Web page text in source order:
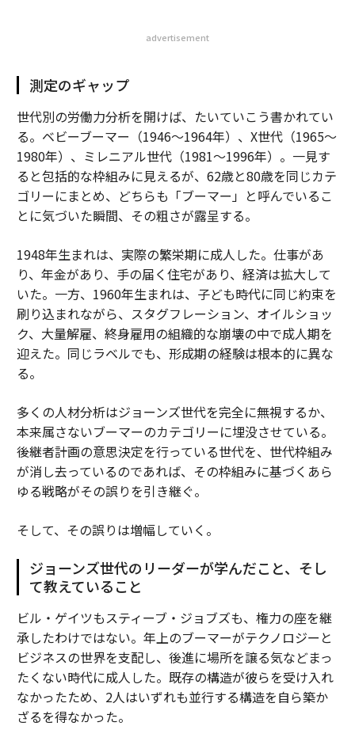
advertisement
測定のギャップ
世代別の労働力分析を開けば、たいていこう書かれてい
る。ベビーブーマー（1946〜1964年）、X世代（1965〜
1980年）、ミレニアル世代（1981〜1996年）。一見す
ると包括的な枠組みに見えるが、62歳と80歳を同じカテ
ゴリーにまとめ、どちらも「ブーマー」と呼んでいるこ
とに気づいた瞬間、その粗さが露呈する。
1948年生まれは、実際の繁栄期に成人した。仕事があ
り、年金があり、手の届く住宅があり、経済は拡大して
いた。一方、1960年生まれは、子ども時代に同じ約束を
刷り込まれながら、スタグフレーション、オイルショッ
ク、大量解雇、終身雇用の組織的な崩壊の中で成人期を
迎えた。同じラベルでも、形成期の経験は根本的に異な
る。
多くの人材分析はジョーンズ世代を完全に無視するか、
本来属さないブーマーのカテゴリーに埋没させている。
後継者計画の意思決定を行っている世代を、世代枠組み
が消し去っているのであれば、その枠組みに基づくあら
ゆる戦略がその誤りを引き継ぐ。
そして、その誤りは増幅していく。
ジョーンズ世代のリーダーが学んだこと、そし
て教えていること
ビル・ゲイツもスティーブ・ジョブズも、権力の座を継
承したわけではない。年上のブーマーがテクノロジーと
ビジネスの世界を支配し、後進に場所を譲る気などまっ
たくない時代に成人した。既存の構造が彼らを受け入れ
なかったため、2人はいずれも並行する構造を自ら築か
ざるを得なかった。